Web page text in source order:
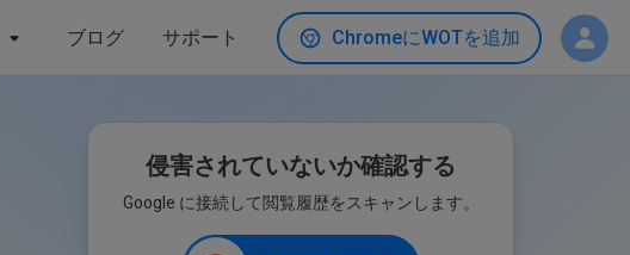
ブログ サポート ChromeにWOTを追加
侵害されていないか確認する
Google に接続して閲覧履歴をスキャンします。